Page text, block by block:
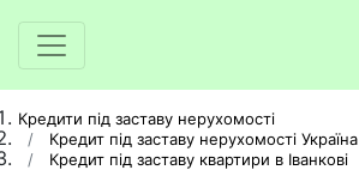
Кредити під заставу нерухомості
Кредит під заставу нерухомості Україна
Кредит під заставу квартири в Іванкові